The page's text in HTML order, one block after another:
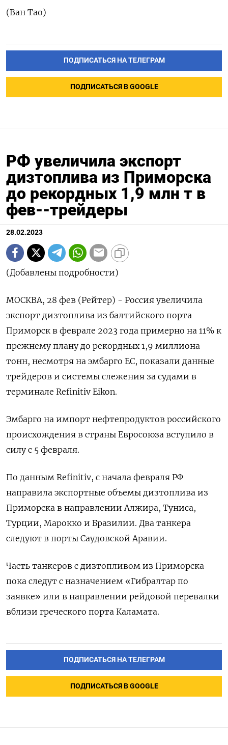
(Ван Тао)
ПОДПИСАТЬСЯ НА ТЕЛЕГРАМ
ПОДПИСАТЬСЯ В GOOGLE
РФ увеличила экспорт
дизтоплива из Приморска
до рекордных 1,9 млн т в
фев--трейдеры
28.02.2023
(Добавлены подробности)
МОСКВА, 28 фев (Рейтер) - Россия увеличила
экспорт дизтоплива из балтийского порта
Приморск в феврале 2023 года примерно на 11% к
прежнему плану до рекордных 1,9 миллиона
тонн, несмотря на эмбарго ЕС, показали данные
трейдеров и системы слежения за судами в
терминале Refinitiv Eikon.
Эмбарго на импорт нефтепродуктов российского
происхождения в страны Евросоюза вступило в
силу с 5 февраля.
По данным Refinitiv, с начала февраля РФ
направила экспортные объемы дизтоплива из
Приморска в направлении Алжира, Туниса,
Турции, Марокко и Бразилии. Два танкера
следуют в порты Саудовской Аравии.
Часть танкеров с дизтопливом из Приморска
пока следут с назначением «Гибралтар по
заявке» или в направлении рейдовой перевалки
вблизи греческого порта Каламата.
ПОДПИСАТЬСЯ НА ТЕЛЕГРАМ
ПОДПИСАТЬСЯ В GOOGLE